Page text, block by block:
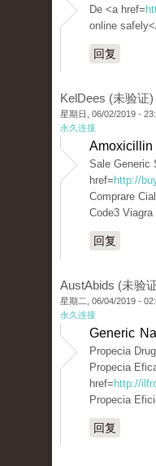
De <a href=
online
回复
KelDees (未验证)
星期日, 06/02/2019 -
永久连接
Sale Generic
href= http://
Comprare
Code3
回复
AustAbids (未验
星期二, 06/04/2019 -
永久连接
Generic
Propecia
Propecia
href= http://
Propecia
回复